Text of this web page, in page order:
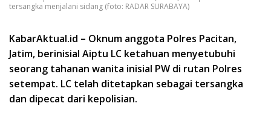
tersangka menjalani sidang (foto: RADAR SURABAYA)
KabarAktual.id – Oknum anggota Polres Pacitan,
Jatim, berinisial Aiptu LC ketahuan menyetubuhi
seorang tahanan wanita inisial PW di rutan Polres
setempat. LC telah ditetapkan sebagai tersangka
dan dipecat dari kepolisian.